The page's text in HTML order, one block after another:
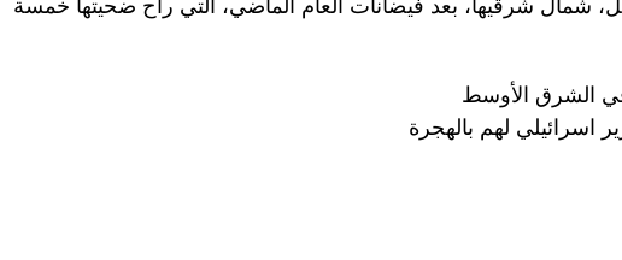
شمال شرقيها، بعد فيضانات العام الماضي، التي راح ضحيتها خمسة
في الشرق الأوسط
اسرائيلي لهم بالهجرة